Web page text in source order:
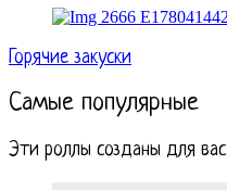
Горячие закуски
Самые популярные
Эти роллы созданы для вас